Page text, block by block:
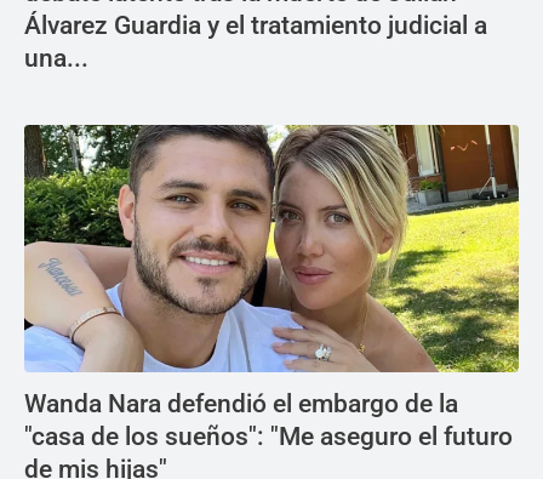
Álvarez Guardia y el tratamiento judicial a
una...
Wanda Nara defendió el embargo de la
"casa de los sueños": "Me aseguro el futuro
de mis hijas"